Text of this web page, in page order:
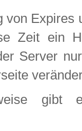
von
Zeit ein
Server